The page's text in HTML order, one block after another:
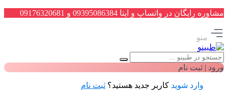
مشاوره رایگان در واتساپ و ایتا 09395086384 و 09176320681
منو
ورود | ثبت نام
وارد شوید کاربر جدید هستید؟ ثبت نام